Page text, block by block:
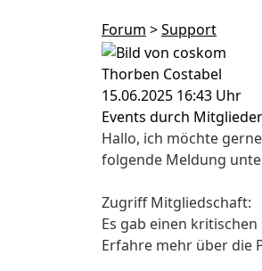
Forum >Support
Thorben Costabel
15.06.2025 16:43 Uhr
Events durch
Hallo, ich möchte
folgende Meldung
Zugriff Mitgliedschaft:
Es gab einen
Erfahre mehr über die